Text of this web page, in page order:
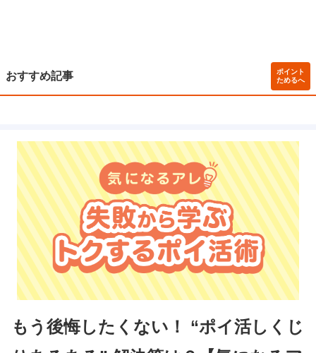
おすすめ記事
ポイント
ためるへ
もう後悔したくない！ “ポイ活しくじ